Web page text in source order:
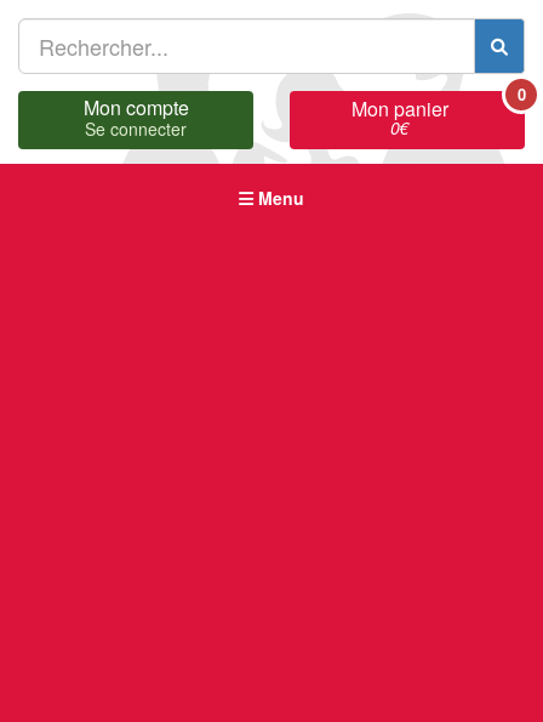
Mon compte
Se connecter
Mon panier
0€
0
Menu